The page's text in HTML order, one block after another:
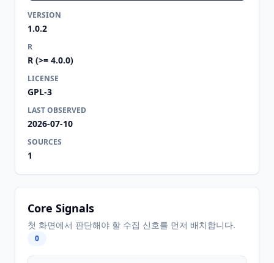
VERSION
1.0.2
R
R (>= 4.0.0)
LICENSE
GPL-3
LAST OBSERVED
2026-07-10
SOURCES
1
Core Signals
첫 화면에서 판단해야 할 수집 신호를 먼저 배치합니다.
0